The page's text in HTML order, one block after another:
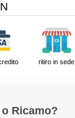
ritiro in sede
Ricamo?